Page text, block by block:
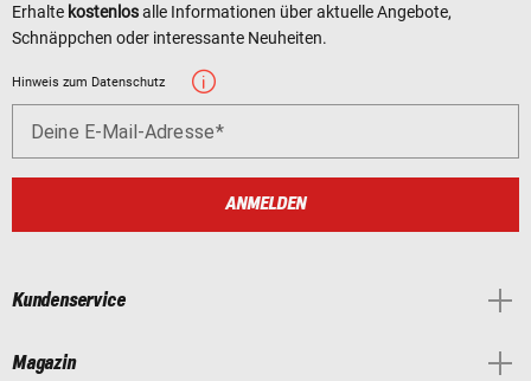
Erhalte kostenlosalle Informationen über aktuelle Angebote,
Schnäppchen oder interessante Neuheiten.
Hinweis zum Datenschutz
Deine E-Mail-Adresse
ANMELDEN
Kundenservice
Magazin